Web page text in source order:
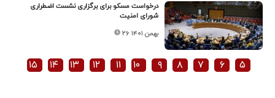
درخواست مسکو برای برگزاری نشست اضطراری
شورای امنیت
۲۶ بهمن ۱۴۰۱
۵ ۶ ۷ ۸ ۹ ۱۰ ۱۱ ۱۲ ۱۳ ۱۴ ۱۵